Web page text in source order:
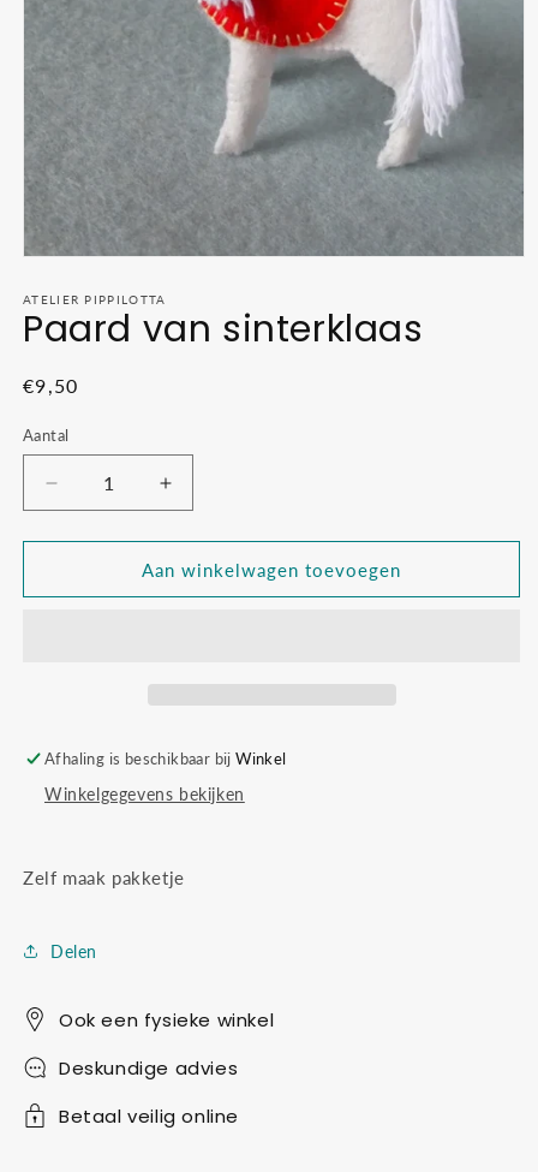
openen
in
modaal
ATELIER PIPPILOTTA
Paard van sinterklaas
Normale
€9,50
Aantal
Aantal
verlagen
voor
van
Aantal
verhogen
voor
Paard
van
Aan winkelwagen toevoegen
Afhaling is beschikbaar bijWinkel
Winkelgegevens bekijken
Zelf maak pakketje
Delen
Ook een fysieke winkel
Deskundige advies
Betaal veilig online